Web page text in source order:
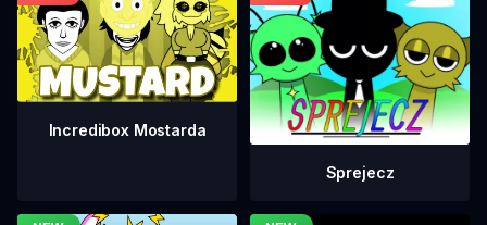
Incredibox Mostarda
Sprejecz